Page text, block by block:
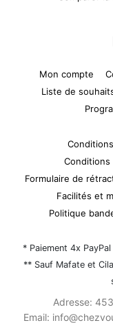
Mon compte
Liste de
Conditions
Formulaire de
Facilités et
Politique
* Paiement 4x
** Sauf Mafate et
Adresse:
Email: